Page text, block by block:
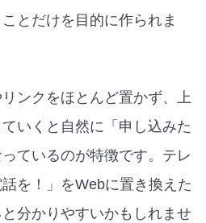
とだけを目的に作られま
ンクをほとんど置かず、上
いくと自然に「申し込みた
ているのが特徴です。テレ
を！」をWebに置き換えた
分かりやすいかもしれませ